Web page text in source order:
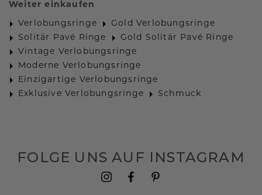
Weiter einkaufen
Verlobungsringe
Gold Verlobungsringe
Solitär Pavé Ringe
Gold Solitär Pavé Ringe
Vintage Verlobungsringe
Moderne Verlobungsringe
Einzigartige Verlobungsringe
Exklusive Verlobungsringe
Schmuck
FOLGE UNS AUF INSTAGRAM